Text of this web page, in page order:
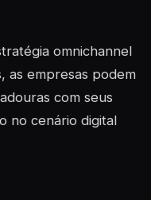
omnichannel
as empresas podem
com seus
no cenário digital